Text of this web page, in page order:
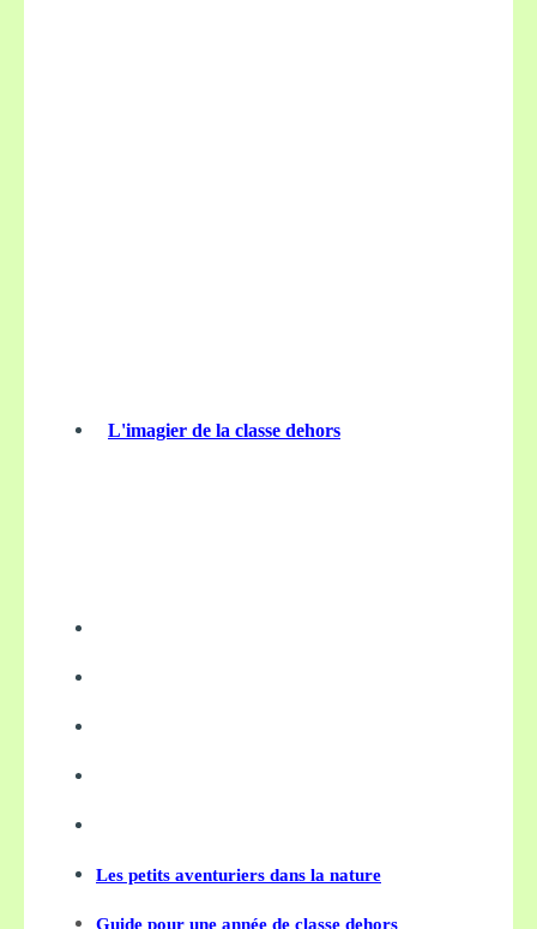
L'imagier de la classe dehors
Les petits aventuriers dans la nature
Guide pour une année de classe dehors